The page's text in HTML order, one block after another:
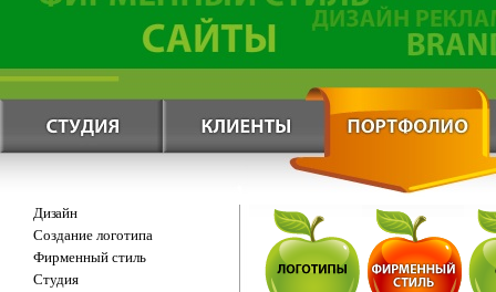
Дизайн
Создание логотипа
Фирменный стиль
Студия